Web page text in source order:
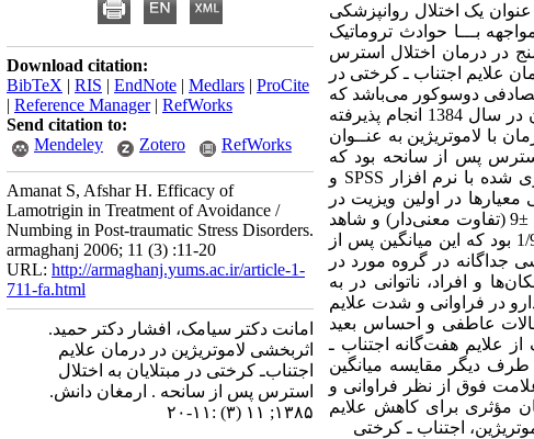
یک اختلال روانپزشکی
بـــا حوادث تروماتیک
در درمان اختلال استرس
علایم اجتناب ـ کرختی در
تصادفی دوسوکور می‌باشد که
بر روی 30 بیمار مبتلا به اختلال استرس پس از سانحه مراجعه کننده به درمانگاه بیمارستان نور اصفهان در سال 1384 انجام پذیرفته
در دو گروه مورد و شاهد قرار گرفتند و طی 3 ماه تحت درمان با لاموتریژین به عنــوان
استرس پس از سانحه بود که
بیماران در شروع درمان و سپس در پایان ماه سوم با آن مورد ارزیابی قرار گرفتند. داده‌های جمع آوری شده با نرم افزار SPSS و
در اولین ویزیت در
گروه مورد 2/2±1/10 و شاهد 24/2±75/12 بود که این میانگین پس از پایان دوره درمان در گروه مورد 5/2 ±9 (تفاوت معنی‌دار) و شاهد
7/2±45/12 (غیر معنی‌دار) بود. میانگین نمره در مورد شدت معیارها در گروه مورد 2/1±4/9 و شاهد 9/1±1/9 بود که این میانگین پس از
± 1/9 ( غیر معنی‌دار) بود. در بررسی جداگانه در گروه مورد در
و افراد، ناتوانی در به
در فراوانی و شدت علایم
عاطفی و احساس بعید
علایم هفت‌گانه اجتناب ـ
دیگر مقایسه میانگین
فوق از نظر فراوانی و
مؤثری برای کاهش علایم
اجتناب ـ‌ کرختی
Download citation:
BibTeX | RIS | EndNote | Medlars | ProCite
| Reference Manager| RefWorks
Send citation to:
Mendeley
Zotero RefWorks
Amanat S, Afshar H. Efficacy of
Lamotrigin in Treatment of Avoidance /
Numbing in Post-traumatic Stress Disorders.
armaghanj 2006; 11 (3) :11-20
URL: http://armaghanj.yums.ac.ir/article-1-
711-fa.html
امانت دکتر سیامک، افشار دکتر حمید.
اثربخشی لاموتریژین در درمان علایم
اجتناب‌ـ کرختی در مبتلایان به اختلال
استرس پس از سانحه . ارمغان دانش.
۱۳۸۵; ۱۱ (۳) :۱۱-۲۰